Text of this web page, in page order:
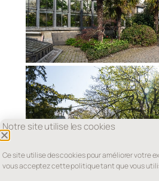
Notre site utilise les cookies
Ce site utilise des cookies pour améliorer votre
vous acceptez cette politique tant que vous